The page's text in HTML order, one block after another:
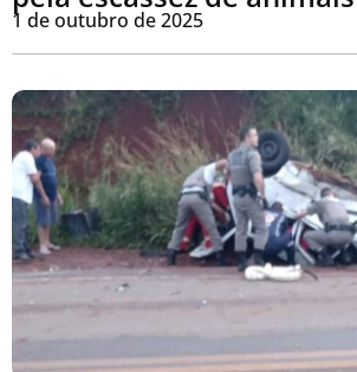
1 de outubro de 2025